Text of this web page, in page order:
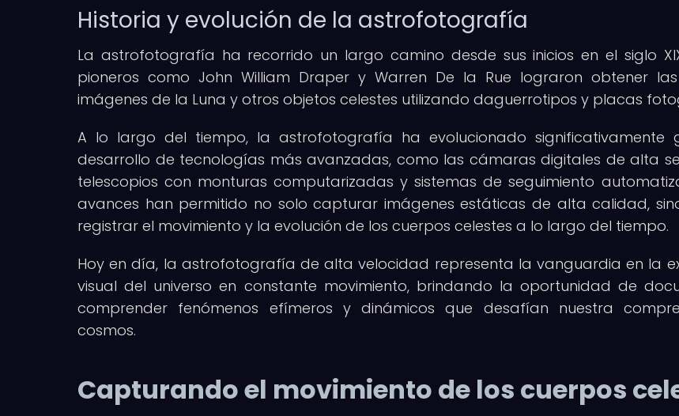
Historia y evolución de la astrofotografía
La astrofotografía ha recorrido un largo camino desde sus inicios en el siglo
pioneros como John William Draper y Warren De la Rue lograron obtener
imágenes de la Luna y otros objetos celestes utilizando daguerrotipos y placas
A lo largo del tiempo, la astrofotografía ha evolucionado significativamente
desarrollo de tecnologías más avanzadas, como las cámaras digitales de alta
telescopios con monturas computarizadas y sistemas de seguimiento
avances han permitido no solo capturar imágenes estáticas de alta calidad,
registrar el movimiento y la evolución de los cuerpos celestes a lo largo del tiempo.
Hoy en día, la astrofotografía de alta velocidad representa la vanguardia en la
visual del universo en constante movimiento, brindando la oportunidad de
comprender fenómenos efímeros y dinámicos que desafían nuestra
cosmos.
Capturando el movimiento de los cuerpos